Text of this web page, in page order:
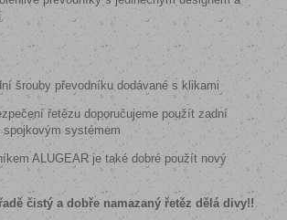
šrouby převodníku dodávané s klikami
řetězu doporučujeme použít zadní
spojkovým systémem
ALUGEAR je také dobré použít nový
čistý a dobře namazaný řetěz dělá divy!!